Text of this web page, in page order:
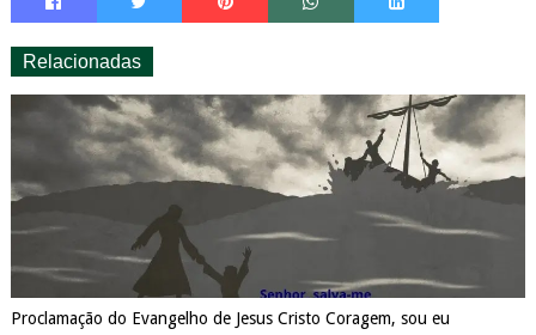
Relacionadas
Proclamação do Evangelho de Jesus Cristo Coragem, sou eu